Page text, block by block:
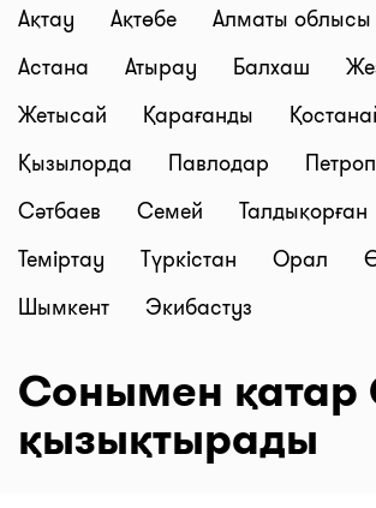
Ақтау Ақтөбе Алматы облысы
Астана
Атырау Балхаш
Жетысай
Қарағанды
Қызылорда
Павлодар
Сәтбаев
Семей Талдықорған
Теміртау
Түркістан Орал
Шымкент
Экибастуз
Сонымен қатар
қызықтырады